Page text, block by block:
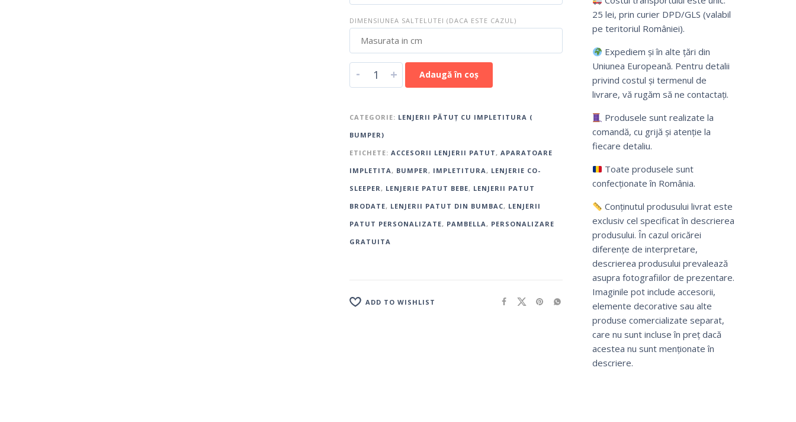
DIMENSIUNEA SALTELUTEI (DACA ESTE CAZUL)
- + Adaugă în coș
CATEGORIE: LENJERII PĂTUȚ CU IMPLETITURA (
BUMPER)
ETICHETE: ACCESORII LENJERII PATUT , APARATOARE
IMPLETITA , BUMPER , IMPLETITURA , LENJERIE CO-
SLEEPER , LENJERIE PATUT BEBE, LENJERII PATUT
BRODATE, LENJERII PATUT DIN BUMBAC, LENJERII
PATUT PERSONALIZATE, PAMBELLA , PERSONALIZARE
GRATUITA
ADD TO WISHLIST
25 lei, prin curier DPD/GLS (valabil
pe teritoriul României).
Expediem și în alte țări din
Uniunea Europeană. Pentru detalii
privind costul și termenul de
livrare, vă rugăm să ne contactați.
Produsele sunt realizate la
comandă, cu grijă și atenție la
fiecare detaliu.
Toate produsele sunt
confecționate în România.
Conținutul produsului livrat este
exclusiv cel specificat în descrierea
produsului. În cazul oricărei
diferențe de interpretare,
descrierea produsului prevalează
asupra fotografiilor de prezentare.
Imaginile pot include accesorii,
elemente decorative sau alte
produse comercializate separat,
care nu sunt incluse în preț dacă
acestea nu sunt menționate în
descriere.